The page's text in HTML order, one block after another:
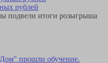
рублей
подвели итоги розыгрыша